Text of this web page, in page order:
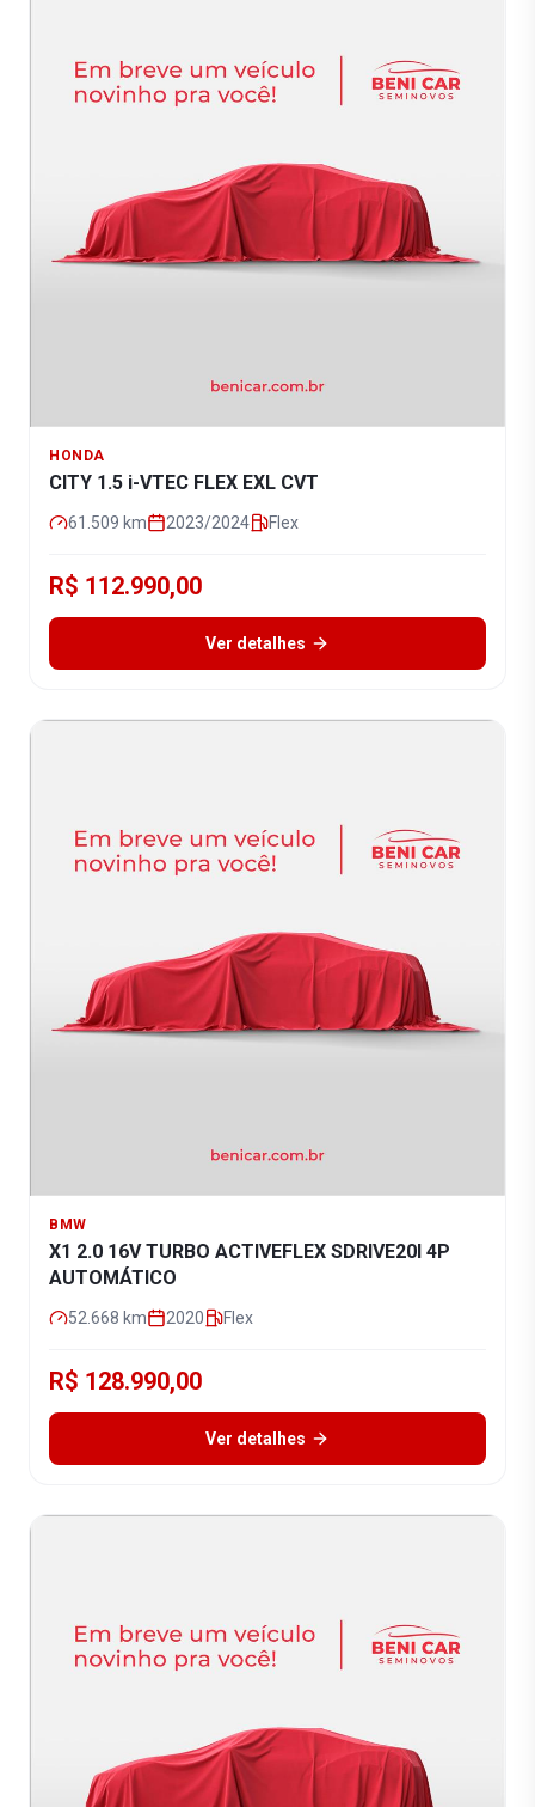
HONDA
CITY 1.5 i-VTEC FLEX EXL CVT
61.509 km 2023/2024 Flex
R$ 112.990,00
Ver detalhes
BMW
X1 2.0 16V TURBO ACTIVEFLEX SDRIVE20I 4P
AUTOMÁTICO
52.668 km 2020 Flex
R$ 128.990,00
Ver detalhes